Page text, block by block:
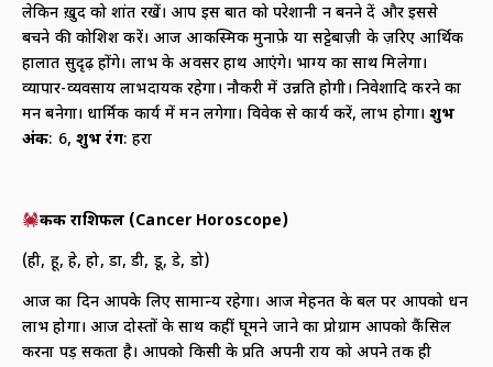
लेकिन ख़ुद को शांत रखें। आप इस बात को परेशानी न बनने दें और इससे
बचने की कोशिश करें। आज आकस्मिक मुनाफ़े या सट्टेबाज़ी के ज़रिए आर्थिक
हालात सुदृढ़ होंगे। लाभ के अवसर हाथ आएंगे। भाग्य का साथ मिलेगा।
व्यापार-व्यवसाय लाभदायक रहेगा। नौकरी में उन्नति होगी। निवेशादि करने का
मन बनेगा। धार्मिक कार्य में मन लगेगा। विवेक से कार्य करें, लाभ होगा।शुभ
अंक: 6,शुभ रंग: हरा
कर्क राशिफल (Cancer Horoscope)
(ही, हू, हे, हो, डा, डी, डू, डे, डो)
आज का दिन आपके लिए सामान्य रहेगा। आज मेहनत के बल पर आपको धन
लाभ होगा। आज दोस्तों के साथ कहीं घूमने जाने का प्रोग्राम आपको कैंसिल
करना पड़ सकता है। आपको किसी के प्रति अपनी राय को अपने तक ही